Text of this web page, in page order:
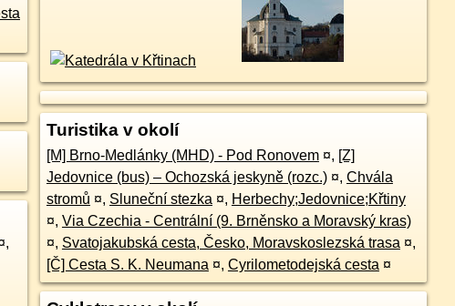
,
Turistika v okolí
[M] Brno-Medlánky (MHD) - Pod Ronovem ¤, [Z]
Jedovnice (bus) – Ochozská jeskyně (rozc.) ¤, Chvála
stromů ¤, Sluneční stezka ¤, Herbechy;Jedovnice;Křtiny
¤, Via Czechia - Centrální (9. Brněnsko a Moravský kras)
¤, Svatojakubská cesta, Česko, Moravskoslezská trasa ¤,
[Č] Cesta S. K. Neumana ¤, Cyrilometodejská cesta ¤